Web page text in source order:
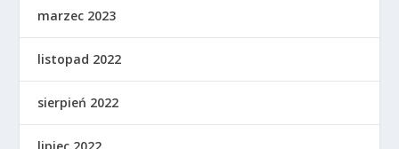
marzec 2023
listopad 2022
sierpień 2022